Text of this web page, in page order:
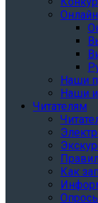
Наши
Наши
Читателям
Как